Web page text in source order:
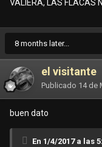
VALIERA, LAS FLACAS
8 months later...
el visitante
Publicado 14 de
buen dato
En 1/4/2017 a las